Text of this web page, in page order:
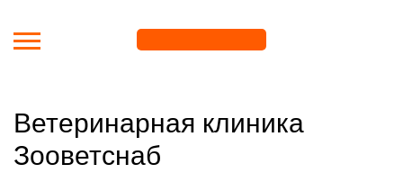
Ветеринарная клиника
Зооветснаб